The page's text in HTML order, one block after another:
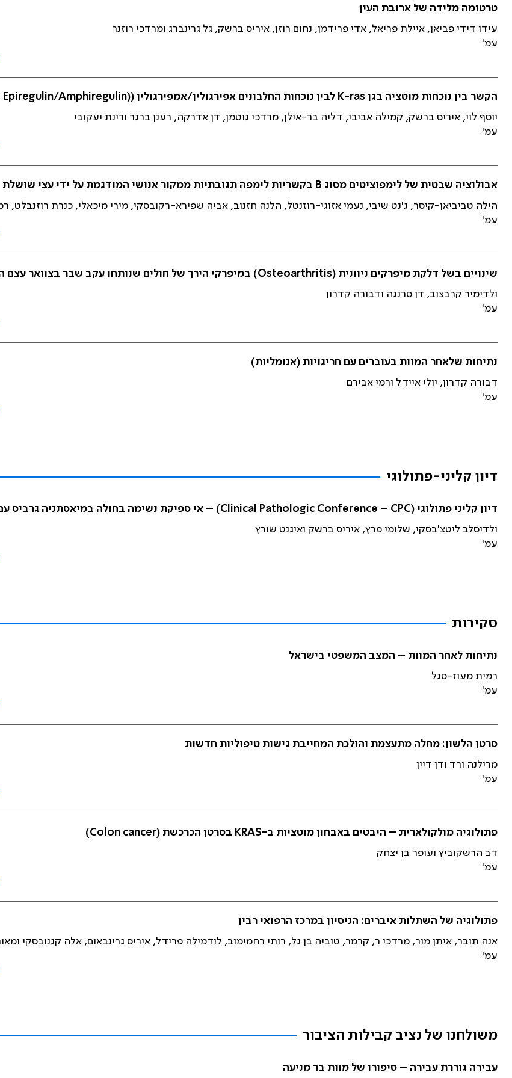
טרטומה מלידה של ארובת העין
עידו דידי פביאן, איילת פריאל, אדי פרידמן, נחום רוזן, איריס ברשק, גל גרינברג ומרדכי רוזנר
עמ'
הקשר בין נוכחות מוטציה בגן K-ras לבין נוכחות החלבונים אפירגולין/אמפירגולין ((Epiregulin/Amphiregulin ברקמת סרטן הכרכשת
יוסף לוי, איריס ברשק, קמילה אביבי, דליה בר-אילן, מרדכי גוטמן, דן אדרקה, רענן ברגר ורינת יעקובי
עמ'
אבולוציה שבטית של לימפוציטים מסוג B בקשריות לימפה תגובתיות ממקור אנושי המודגמת על ידי עצי שושלת
הילה טביביאן-קיסר, ג'נט שיבי, נעמי אזוגי-רוזנטל, הלנה חזנוב, אביה שפירא-רקובסקי, מירי מיכאלי, כנרת רוזנבלט,
עמ'
שינויים בשל דלקת מיפרקים ניוונית (Osteoarthritis) במיפרקי הירך של חולים שנותחו עקב שבר בצוואר עצם הירך
ולדימיר קרבצוב, דן סרנגה ודבורה קדרון
עמ'
נתיחות שלאחר המוות בעוברים עם חריגויות (אנומליות)
דבורה קדרון, יולי איידל ורמי אבירם
עמ'
דיון קליני-פתולוגי
דיון קליני פתולוגי (Clinical Pathologic Conference – CPC) – אי ספיקת נשימה בחולה במיאסתניה גרביס עם דיכוי חיסוני
ולדיסלב ליטצ'בסקי, שלומי פרץ, איריס ברשק ואיגנט שורץ
עמ'
סקירות
נתיחות לאחר המוות – המצב המשפטי בישראל
רמית מעוז-סגל
עמ'
סרטן הלשון: מחלה מתעצמת והולכת המחייבת גישות טיפוליות חדשות
מרילנה ורד ודן דיין
עמ'
פתולוגיה מולקולארית – היבטים באבחון מוטציות ב-KRAS בסרטן הכרכשת (Colon cancer)
דב הרשקוביץ ועופר בן יצחק
עמ'
פתולוגיה של השתלות איברים: הניסיון במרכז הרפואי רבין
אנה תובר, איתן מור, מרדכי ר, קרמר, טוביה בן גל, רותי רחמימוב, לודמילה פרידל, איריס גרינבאום, אלה קגנובסקי
עמ'
משולחנו של נציב קבילות הציבור
עבירה גוררת עבירה – סיפורו של מוות בר מניעה